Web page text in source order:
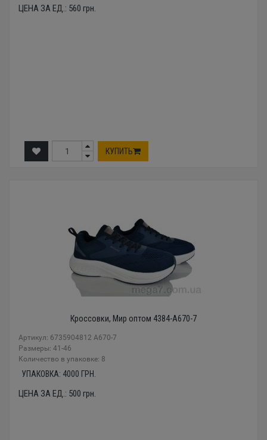
ЦЕНА ЗА ЕД.: 560 грн.
КУПИТЬ
Кроссовки, Мир оптом 4384-A670-7
Артикул: 6735904812 A670-7
Размеры: 41-46
Количество в упаковке: 8
УПАКОВКА: 4000 ГРН.
ЦЕНА ЗА ЕД.: 500 грн.